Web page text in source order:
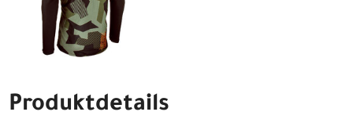
Produktdetails